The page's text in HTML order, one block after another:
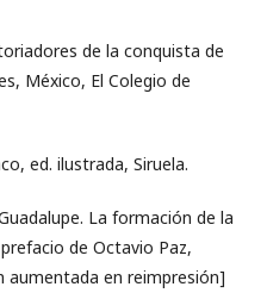
de la conquista de
México, El Colegio de
ed. ilustrada, Siruela.
La formación de la
de Octavio Paz,
aumentada en reimpresión]